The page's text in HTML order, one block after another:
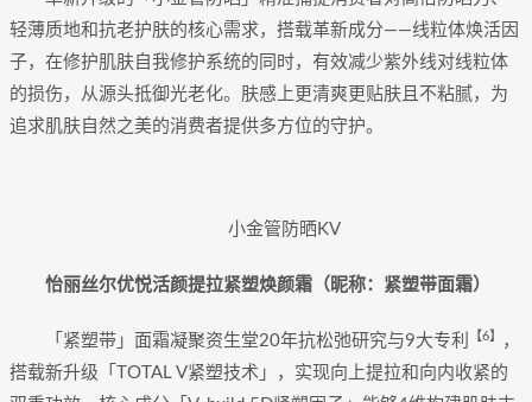
轻薄质地和抗老护肤的核心需求，搭载革新成分——线粒体焕活因
子，在修护肌肤自我修护系统的同时，有效减少紫外线对线粒体
的损伤，从源头抵御光老化。肤感上更清爽更贴肤且不粘腻，为
追求肌肤自然之美的消费者提供多方位的守护。
小金管防晒KV
怡丽丝尔优悦活颜提拉紧塑焕颜霜（昵称：紧塑带面霜）
「紧塑带」面霜凝聚资生堂20年抗松弛研究与9大专利 【6】
，
搭载新升级「TOTAL V紧塑技术」，实现向上提拉和向内收紧的